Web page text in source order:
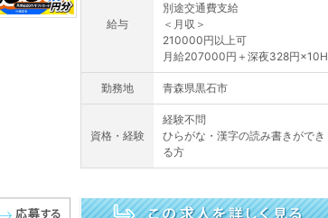
給与
別途交通費支給
＜月収＞
210000円以上可
月給207000円＋深夜328円×10H
勤務地 青森県黒石市
資格・経験
経験不問
ひらがな・漢字の読み書きができ
る方